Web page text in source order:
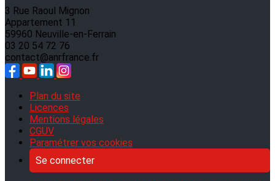
3 Rue Raoul Mignon
Appartement 11
59960 Neuville-en-Ferrain
03 20 54 72 76
contact@anrfrance.fr
Plan du site
Licences
Mentions légales
CGUV
Paramétrer vos cookies
Se connecter